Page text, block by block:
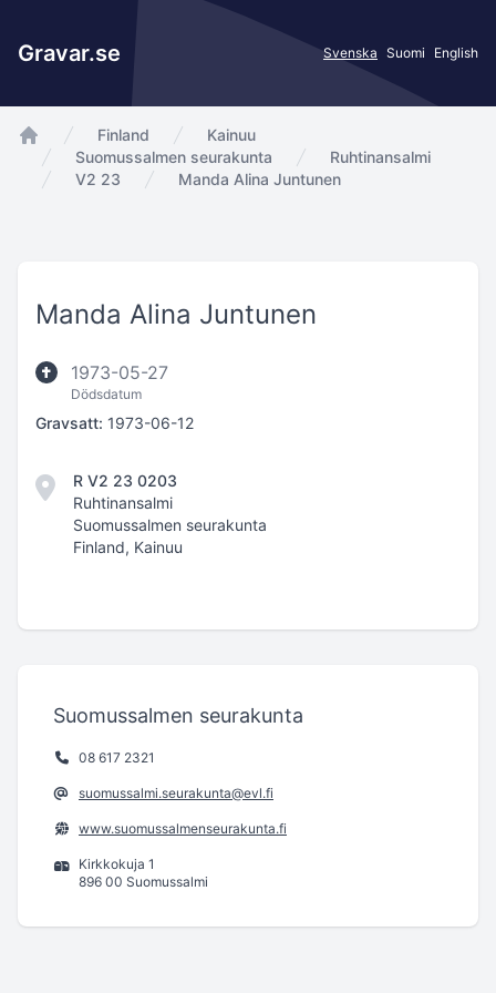
Gravar.se Svenska Suomi English
app.Start
Finland
Kainuu
Suomussalmen seurakunta
Ruhtinansalmi
V2 23
Manda Alina Juntunen
Manda Alina Juntunen
1973-05-27
Dödsdatum
Gravsatt: 1973-06-12
R V2 23 0203
Ruhtinansalmi
Suomussalmen seurakunta
Finland, Kainuu
Suomussalmen seurakunta
08 617 2321
suomussalmi.seurakunta@evl.fi
www.suomussalmenseurakunta.fi
Kirkkokuja 1
896 00 Suomussalmi